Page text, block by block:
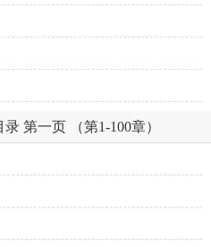
第一页 （第1-100章）